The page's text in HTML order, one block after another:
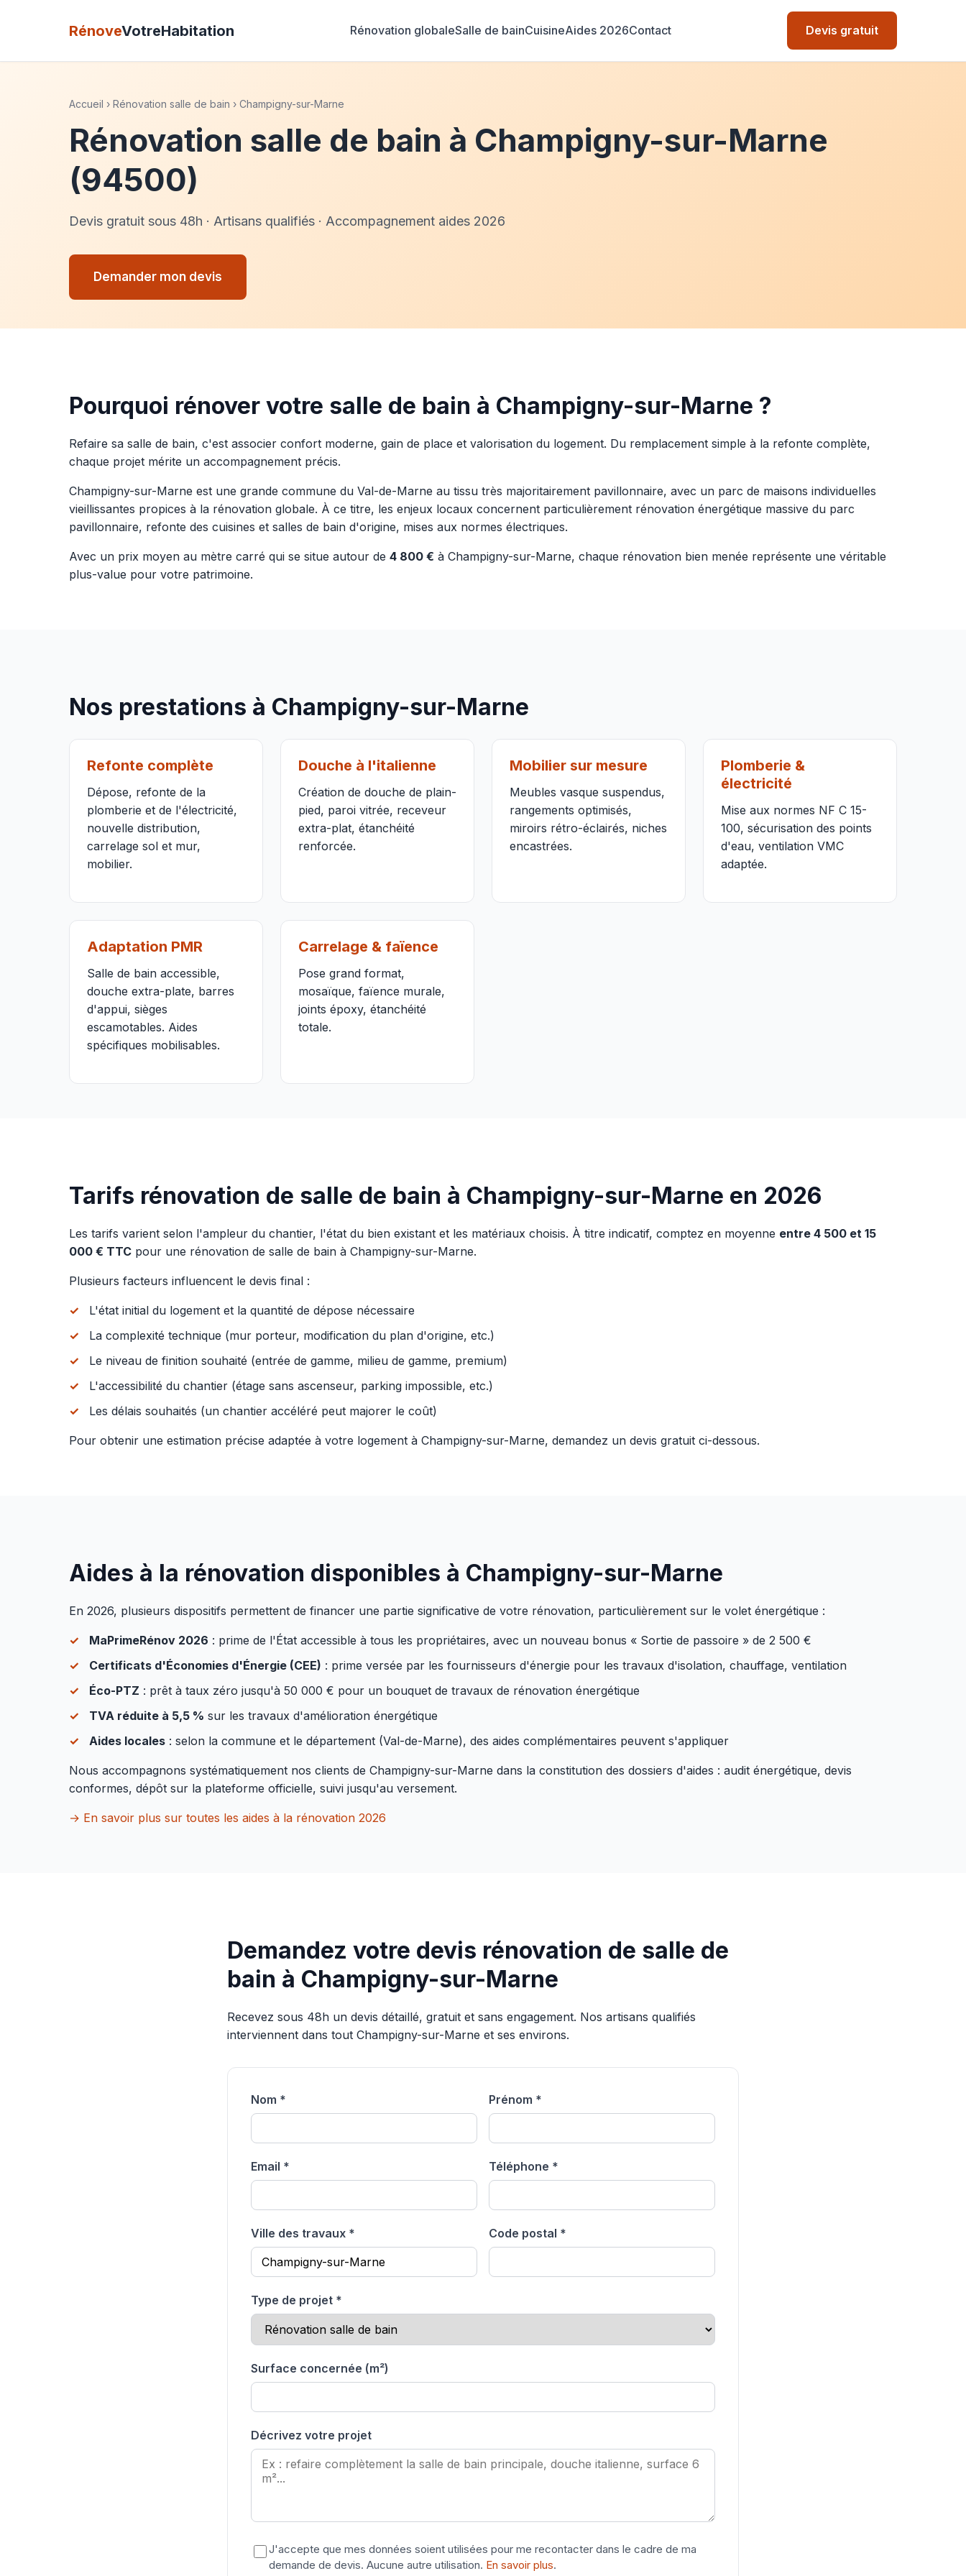
RénoveVotreHabitation Rénovation globaleSalle de bainCuisineAides 2026Contact Devis gratuit
Accueil › Rénovation salle de bain › Champigny-sur-Marne
Rénovation salle de bain à Champigny-sur-Marne
(94500)
Devis gratuit sous 48h · Artisans qualifiés · Accompagnement aides 2026
Demander mon devis
Pourquoi rénover votre salle de bain à Champigny-sur-Marne ?
Refaire sa salle de bain, c'est associer confort moderne, gain de place et valorisation du logement. Du remplacement simple à la refonte complète,
chaque projet mérite un accompagnement précis.
Champigny-sur-Marne est une grande commune du Val-de-Marne au tissu très majoritairement pavillonnaire, avec un parc de maisons individuelles
vieillissantes propices à la rénovation globale. À ce titre, les enjeux locaux concernent particulièrement rénovation énergétique massive du parc
pavillonnaire, refonte des cuisines et salles de bain d'origine, mises aux normes électriques.
Avec un prix moyen au mètre carré qui se situe autour de 4 800 € à Champigny-sur-Marne, chaque rénovation bien menée représente une véritable
plus-value pour votre patrimoine.
Nos prestations à Champigny-sur-Marne
Refonte complète
Dépose, refonte de la
plomberie et de l'électricité,
nouvelle distribution,
carrelage sol et mur,
mobilier.
Douche à l'italienne
Création de douche de plain-
pied, paroi vitrée, receveur
extra-plat, étanchéité
renforcée.
Mobilier sur mesure
Meubles vasque suspendus,
rangements optimisés,
miroirs rétro-éclairés, niches
encastrées.
Plomberie &
électricité
Mise aux normes NF C 15-
100, sécurisation des points
d'eau, ventilation VMC
adaptée.
Adaptation PMR
Salle de bain accessible,
douche extra-plate, barres
d'appui, sièges
escamotables. Aides
spécifiques mobilisables.
Carrelage & faïence
Pose grand format,
mosaïque, faïence murale,
joints époxy, étanchéité
totale.
Tarifs rénovation de salle de bain à Champigny-sur-Marne en 2026
Les tarifs varient selon l'ampleur du chantier, l'état du bien existant et les matériaux choisis. À titre indicatif, comptez en moyenne entre 4 500 et 15
000 € TTC pour une rénovation de salle de bain à Champigny-sur-Marne.
Plusieurs facteurs influencent le devis final :
L'état initial du logement et la quantité de dépose nécessaire
La complexité technique (mur porteur, modification du plan d'origine, etc.)
Le niveau de finition souhaité (entrée de gamme, milieu de gamme, premium)
L'accessibilité du chantier (étage sans ascenseur, parking impossible, etc.)
Les délais souhaités (un chantier accéléré peut majorer le coût)
Pour obtenir une estimation précise adaptée à votre logement à Champigny-sur-Marne, demandez un devis gratuit ci-dessous.
Aides à la rénovation disponibles à Champigny-sur-Marne
En 2026, plusieurs dispositifs permettent de financer une partie significative de votre rénovation, particulièrement sur le volet énergétique :
MaPrimeRénov 2026 : prime de l'État accessible à tous les propriétaires, avec un nouveau bonus « Sortie de passoire » de 2 500 €
Certificats d'Économies d'Énergie (CEE) : prime versée par les fournisseurs d'énergie pour les travaux d'isolation, chauffage, ventilation
Éco-PTZ : prêt à taux zéro jusqu'à 50 000 € pour un bouquet de travaux de rénovation énergétique
TVA réduite à 5,5 % sur les travaux d'amélioration énergétique
Aides locales : selon la commune et le département (Val-de-Marne), des aides complémentaires peuvent s'appliquer
Nous accompagnons systématiquement nos clients de Champigny-sur-Marne dans la constitution des dossiers d'aides : audit énergétique, devis
conformes, dépôt sur la plateforme officielle, suivi jusqu'au versement.
→ En savoir plus sur toutes les aides à la rénovation 2026
Demandez votre devis rénovation de salle de
bain à Champigny-sur-Marne
Recevez sous 48h un devis détaillé, gratuit et sans engagement. Nos artisans qualifiés
interviennent dans tout Champigny-sur-Marne et ses environs.
Nom * Prénom *
Email * Téléphone *
Ville des travaux * Code postal *
Type de projet *
Surface concernée (m²)
Décrivez votre projet
J'accepte que mes données soient utilisées pour me recontacter dans le cadre de ma
demande de devis. Aucune autre utilisation. En savoir plus.